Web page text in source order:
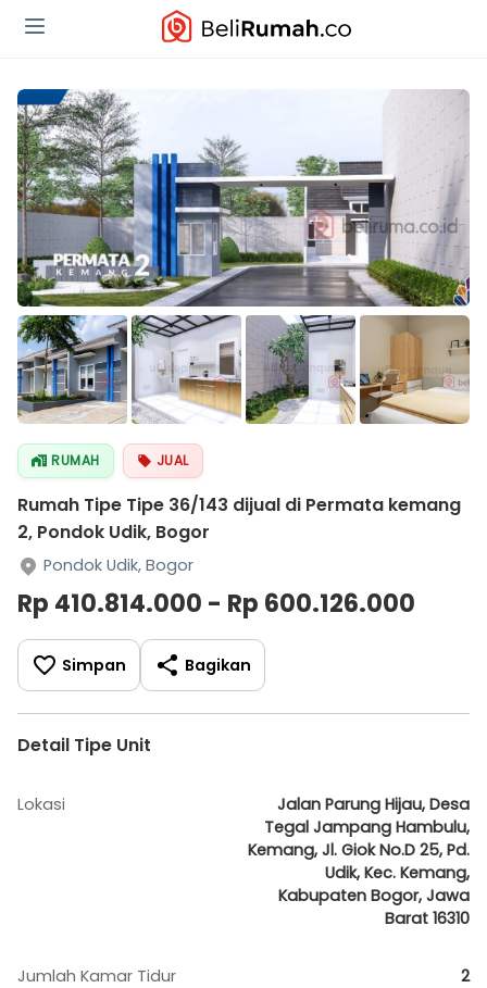
RUMAH JUAL
Rumah Tipe Tipe 36/143 dijual di Permata kemang
2, Pondok Udik, Bogor
Pondok Udik, Bogor
Rp 410.814.000 - Rp 600.126.000
Simpan Bagikan
Detail Tipe Unit
Lokasi
Jalan Parung Hijau, Desa
Tegal Jampang Hambulu,
Kemang, Jl. Giok No.D 25, Pd.
Udik, Kec. Kemang,
Kabupaten Bogor, Jawa
Barat 16310
Jumlah Kamar Tidur 2